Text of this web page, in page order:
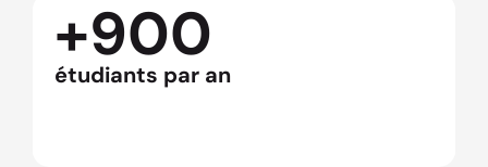
+900
étudiants par an